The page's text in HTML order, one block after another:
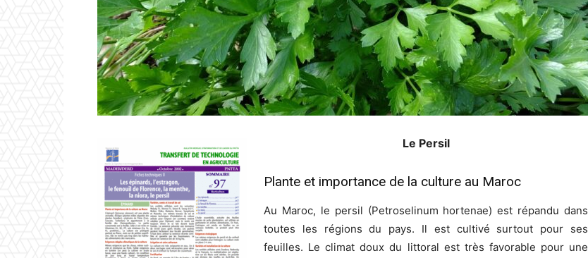
Le Persil
Plante et importance de la culture au Maroc
Au Maroc, le persil (Petroselinum hortenae) est répandu dans
toutes les régions du pays. Il est cultivé surtout pour ses
feuilles. Le climat doux du littoral est très favorable pour une